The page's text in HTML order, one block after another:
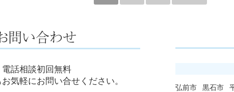
電話相談初回無料
気軽にお問い合せください。
弘前市 黒石市